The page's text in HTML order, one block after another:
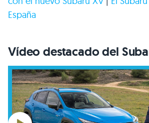
España
Vídeo destacado del